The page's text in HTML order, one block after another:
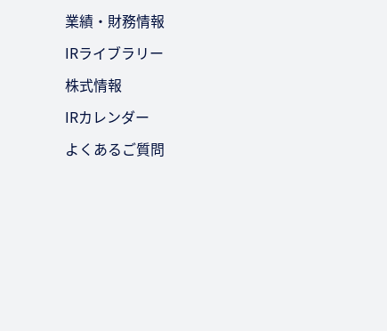
業績・財務情報
IRライブラリー
株式情報
IRカレンダー
よくあるご質問